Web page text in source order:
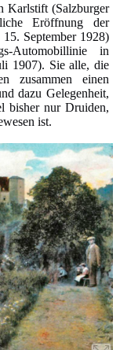
Karlstift (Salzburger
Eröffnung der
September 1928)
Automobillinie in
1907). Sie alle, die
zusammen einen
dazu Gelegenheit,
bisher nur Druiden,
ist.